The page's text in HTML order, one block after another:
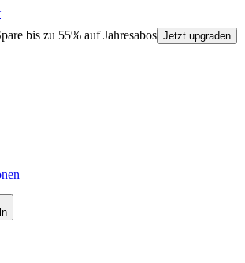
bis zu 55% auf Jahresabos Jetzt upgraden